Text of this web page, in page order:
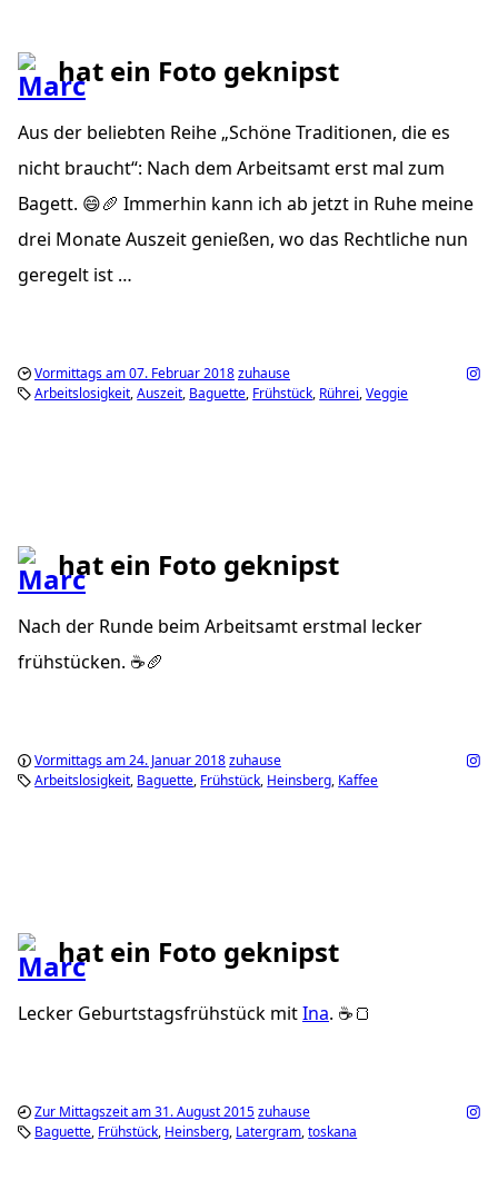
hat ein Foto geknipst
Aus der beliebten Reihe „Schöne Traditionen, die es
nicht braucht“: Nach dem Arbeitsamt erst mal zum
Bagett. 😄🥖 Immerhin kann ich ab jetzt in Ruhe meine
drei Monate Auszeit genießen, wo das Rechtliche nun
geregelt ist …
Vormittags am 07. Februar 2018zuhause
Arbeitslosigkeit Auszeit Baguette Frühstück Rührei Veggie
hat ein Foto geknipst
Nach der Runde beim Arbeitsamt erstmal lecker
frühstücken. ☕️🥖
Vormittags am 24. Januar 2018zuhause
Arbeitslosigkeit Baguette Frühstück Heinsberg Kaffee
hat ein Foto geknipst
Lecker Geburtstagsfrühstück mitIna. ☕️🍞
Zur Mittagszeit am 31. August 2015zuhause
Baguette Frühstück Heinsberg Latergram toskana